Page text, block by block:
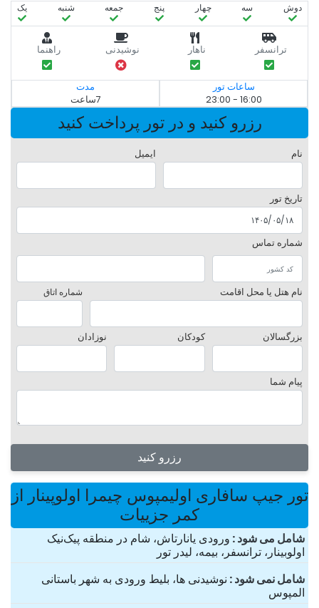
دوش سه‌ چهار پنج جمعه شنبه یک
ترانسفر ناهار نوشیدنی راهنما
ساعات تور
16:00 - 23:00
مدت
7ساعت
رزرو کنید و در تور پرداخت کنید
نام ایمیل
تاریخ تور
شماره تماس
نام هتل یا محل اقامت شماره اتاق
بزرگسالان کودکان نوزادان
پیام شما
رزرو کنید
تور جیپ سافاری اولیمپوس چیمرا اولوپینار از
کمر جزییات
شامل می شود ورودی یانارتاش، شام در منطقه پیک‌نیک
اولوبینار، ترانسفر، بیمه، لیدر تور
شامل نمی شود نوشیدنی ها، بلیط ورودی به شهر باستانی
المپوس